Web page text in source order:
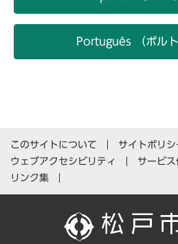
Português （ポルト
このサイトについて
サイトポリシ
ウェブアクセシビリティ
サービ
リンク集